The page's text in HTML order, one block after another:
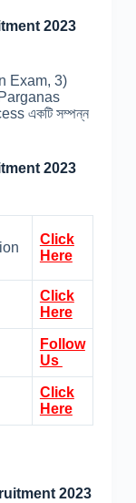
2023
Exam, 3)
একটি সম্পন্ন
2023
Click
Here
Click
Here
Follow
Us
Click
Here
2023